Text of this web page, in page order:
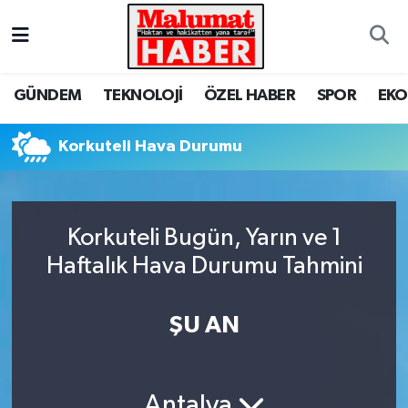
GÜNDEM TEKNOLOJİ ÖZEL HABER SPOR
Korkuteli Hava Durumu
Korkuteli Bugün, Yarın ve 1
Haftalık Hava Durumu Tahmini
ŞU AN
Nöbetçi Eczaneler
Tüm Manşetler